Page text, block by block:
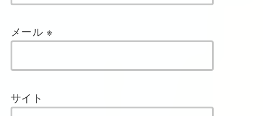
メール ※
サイト